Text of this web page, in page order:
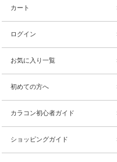
カート
ログイン
お気に入り一覧
初めての方へ
カラコン初心者ガイド
ショッピングガイド